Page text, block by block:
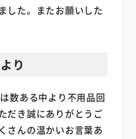
した。またお願いした
り
数ある中より不用品回
だき誠にありがとうご
さんの温かいお言葉あ